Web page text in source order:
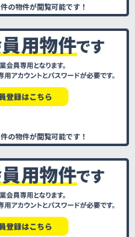
件の物件が閲覧可能です！
件の物件が閲覧可能です！